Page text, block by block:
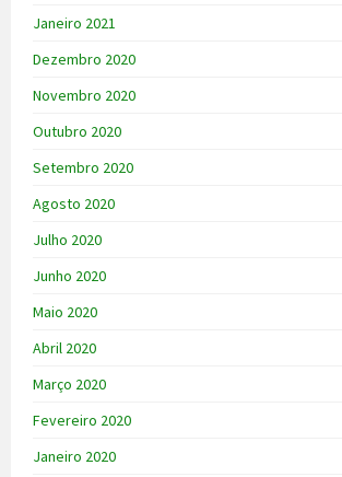
Janeiro 2021
Dezembro 2020
Novembro 2020
Outubro 2020
Setembro 2020
Agosto 2020
Julho 2020
Junho 2020
Maio 2020
Abril 2020
Março 2020
Fevereiro 2020
Janeiro 2020